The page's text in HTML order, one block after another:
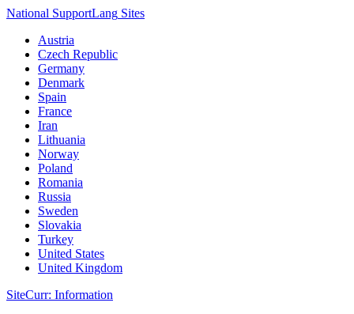
National SupportLang Sites
Austria
Czech Republic
Germany
Denmark
Spain
France
Iran
Lithuania
Norway
Poland
Romania
Russia
Sweden
Slovakia
Turkey
United States
United Kingdom
SiteCurr: Information